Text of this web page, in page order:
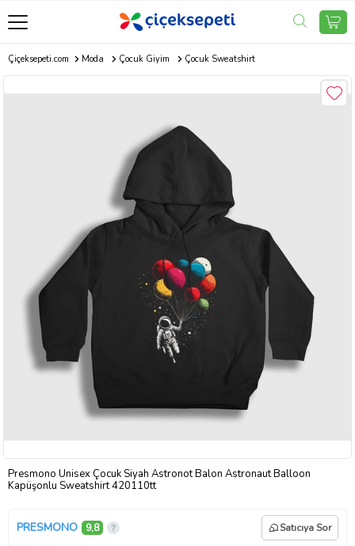
Çiçeksepeti.com Moda Çocuk Giyim Çocuk Sweatshirt
Presmono Unisex Çocuk Siyah Astronot Balon Astronaut Balloon
Kapüşonlu Sweatshirt 420110tt
PRESMONO 9,8 Satıcıya Sor